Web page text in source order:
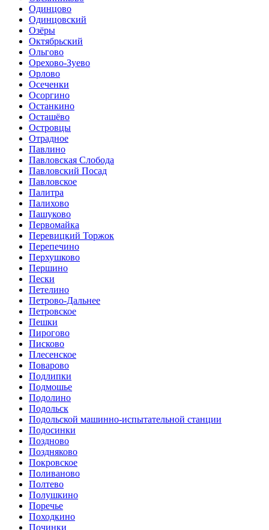
Одинцово
Одинцовский
Озёры
Октябрьский
Ольгово
Орехово-Зуево
Орлово
Осеченки
Осоргино
Останкино
Осташёво
Островцы
Отрадное
Павлино
Павловская Слобода
Павловский Посад
Павловское
Палитра
Палихово
Пашуково
Первомайка
Перевицкий Торжок
Перепечино
Перхушково
Першино
Пески
Петелино
Петрово-Дальнее
Петровское
Пешки
Пирогово
Писково
Плесенское
Поварово
Подлипки
Подмошье
Подолино
Подольск
Подольской машинно-испытательной станции
Подосинки
Поздново
Поздняково
Покровское
Поливаново
Полтево
Полушкино
Поречье
Походкино
Починки